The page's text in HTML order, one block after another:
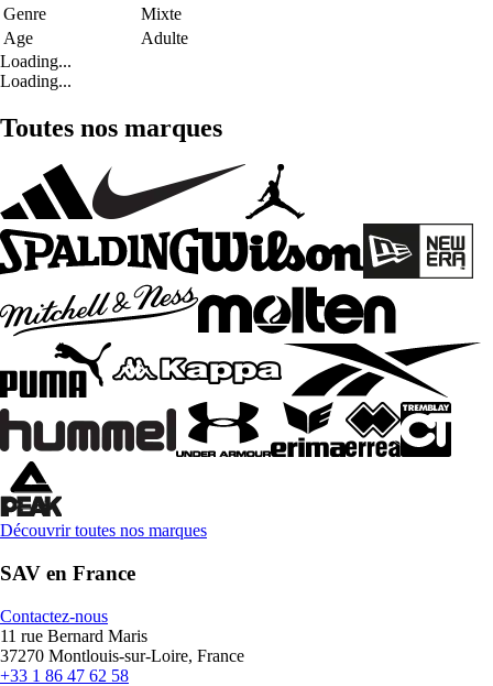
Genre
Mixte
Age
Adulte
Loading...
Loading...
Toutes nos marques
Découvrir toutes nos marques
SAV en France
Contactez-nous
11 rue Bernard Maris
37270 Montlouis-sur-Loire, France
+33 1 86 47 62 58